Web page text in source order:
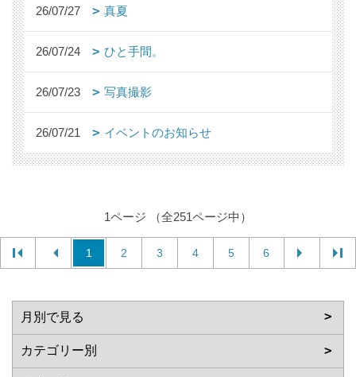
26/07/27 真夏
26/07/24 ひと手間。
26/07/23 写真撮影
26/07/21 イベントのお知らせ
1ページ （全251ページ中）
1 2 3 4 5 6